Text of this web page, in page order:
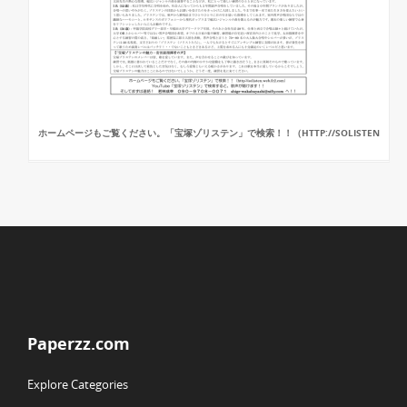
ホームページもご覧ください。「宝塚ゾリステン」で検索！！（HTTP://SOLISTEN
Paperzz.com
Explore Categories